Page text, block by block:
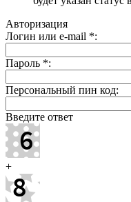
Авторизация
Логин или e-mail *:
Пароль *:
Персональный пин код:
Введите ответ
+